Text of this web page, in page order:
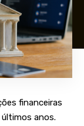
financeiras
anos.